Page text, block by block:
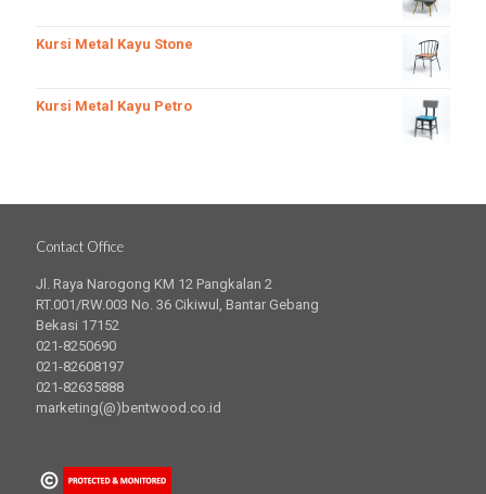
Kursi Metal Kayu Stone
Kursi Metal Kayu Petro
Contact Office
Jl. Raya Narogong KM 12 Pangkalan 2
RT.001/RW.003 No. 36 Cikiwul, Bantar Gebang
Bekasi 17152
021-8250690
021-82608197
021-82635888
marketing(@)bentwood.co.id